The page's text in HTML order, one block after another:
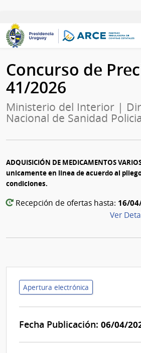
Concurso de
41/2026
Ministerio del Interior |
Nacional de Sanidad
ADQUISICIÓN DE MEDICAMENTOS
unicamente en linea de acuerdo al
condiciones.
Recepción de ofertas hasta: 16/
Ver
Apertura electrónica
Fecha Publicación: 06/04/